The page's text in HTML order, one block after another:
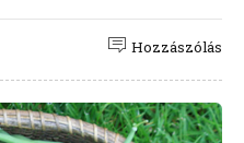
Hozzászólás